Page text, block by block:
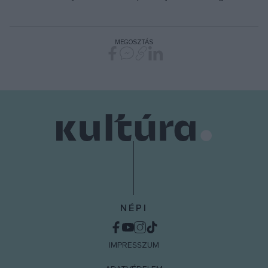
MEGOSZTÁS
NÉPI
IMPRESSZUM